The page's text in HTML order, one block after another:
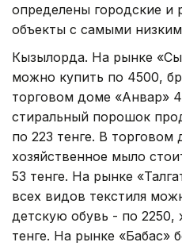
определены городские и
объекты с самыми
Кызылорда. На рынке
можно купить по 4500,
торговом доме «Анвар»
стиральный порошок
по 223 тенге. В
хозяйственное мыло
53 тенге. На рынке
всех видов текстиля
детскую обувь - по
тенге. На рынке «Бабас»